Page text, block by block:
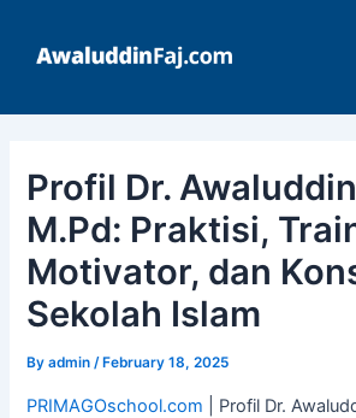
content
Profil Dr.
M.Pd: Praktisi,
Motivator, dan
Sekolah Islam
Byadmin/ February 18, 2025
PRIMAGOschool.com | Profil Dr.
navigation